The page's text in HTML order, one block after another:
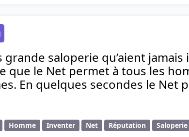
saloperie qu’aient jamais
que le Net permet à tous les
En quelques secondes le Net
Homme Inventer Net Réputation Saloperie